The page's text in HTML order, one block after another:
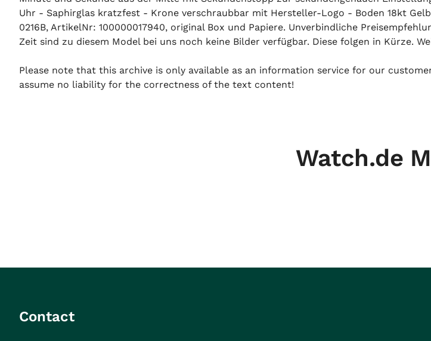
Uhr - Saphirglas kratzfest - Krone verschraubbar mit Hersteller-Logo - Boden 18kt
0216B, ArtikelNr: 100000017940, original Box und Papiere. Unverbindliche
Zeit sind zu diesem Model bei uns noch keine Bilder verfügbar. Diese folgen in Kürze.
Please note that this archive is only available as an information service for our
assume no liability for the correctness of the text content!
Watch.de
Contact